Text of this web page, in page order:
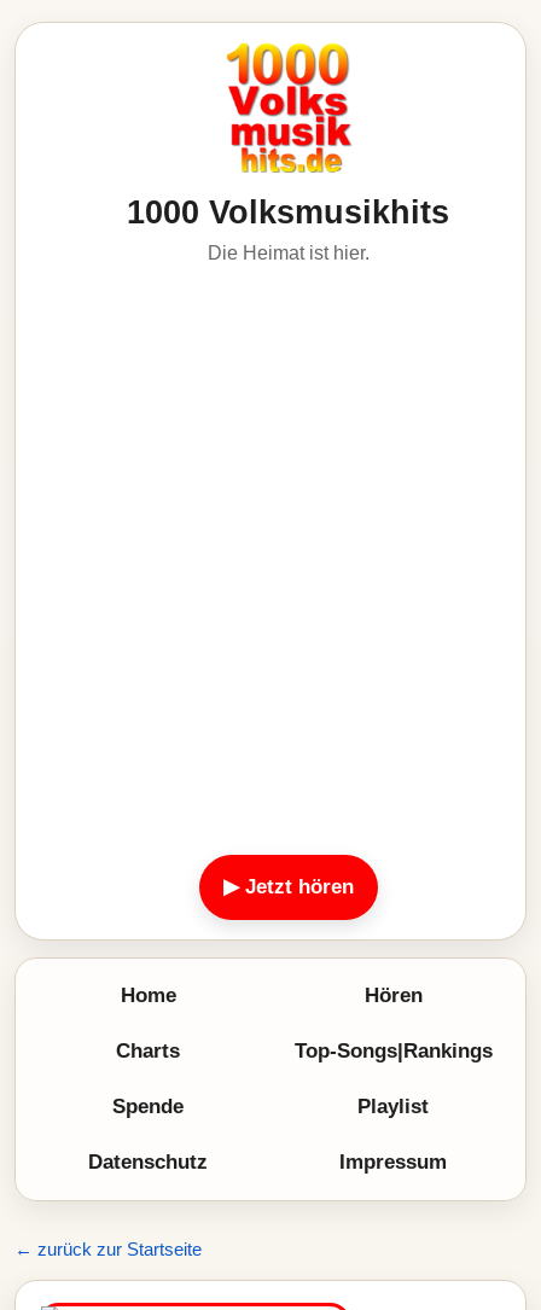
1000 Volksmusikhits
Die Heimat ist hier.
▶ Jetzt hören
Home Hören
Charts Top-Songs|Rankings
Spende Playlist
Datenschutz Impressum
← zurück zur Startseite